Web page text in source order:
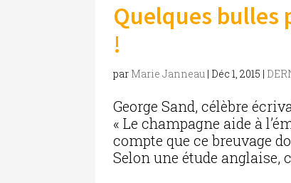
Quelques bulles
!
par Marie Janneau | Déc 1, 2015 |
George Sand, célèbre
« Le champagne aide à
compte que ce breuvage
Selon une étude anglaise,